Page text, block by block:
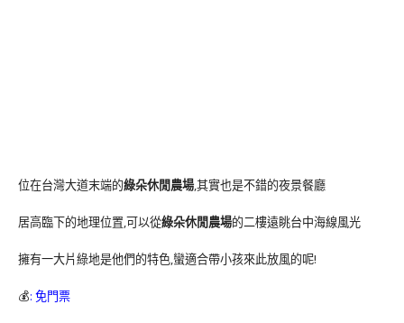
位在台灣大道末端的綠朵休閒農場,其實也是不錯的夜景餐廳
居高臨下的地理位置,可以從綠朵休閒農場的二樓遠眺台中海線風光
擁有一大片綠地是他們的特色,蠻適合帶小孩來此放風的呢!
💰: 免門票